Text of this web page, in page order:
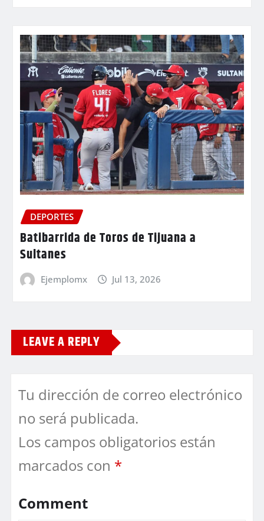
DEPORTES
Batibarrida de Toros de Tijuana a
Sultanes
Ejemplomx Jul 13, 2026
LEAVE A REPLY
Tu dirección de correo electrónico
no será publicada.
Los campos obligatorios están
marcados con *
Comment